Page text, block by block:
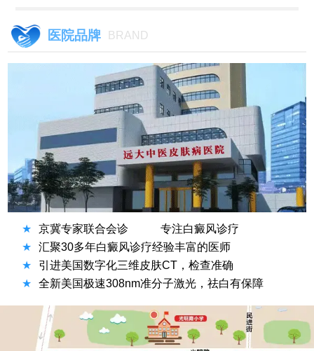
医院品牌 BRAND
★ 京冀专家联合会诊
专注白癜风诊疗
★
汇聚30多年白癜风诊疗经验丰富的医师
★
引进美国数字化三维皮肤CT，检查准确
★
全新美国极速308nm准分子激光，祛白有保障